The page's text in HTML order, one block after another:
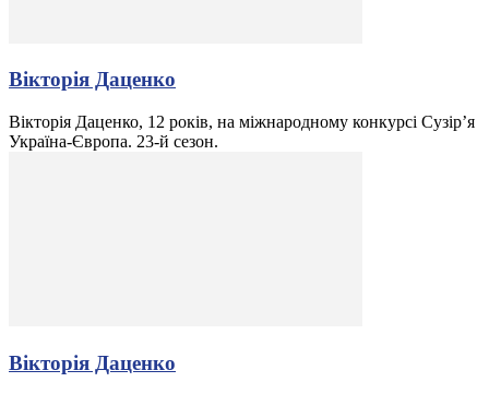
Вікторія Даценко
Вікторія Даценко, 12 років, на міжнародному конкурсі Сузір’я
Україна-Європа. 23-й сезон.
Вікторія Даценко